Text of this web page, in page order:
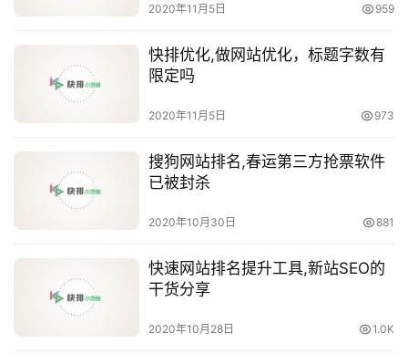
2020年11月5日 959
快排优化,做网站优化，标题字数有
限定吗
2020年11月5日 973
搜狗网站排名,春运第三方抢票软件
已被封杀
2020年10月30日 881
快速网站排名提升工具,新站SEO的
干货分享
2020年10月28日 1.0K